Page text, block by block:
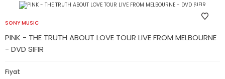
SONY MUSIC
PINK - THE TRUTH ABOUT LOVE TOUR LIVE FROM MELBOURNE
- DVD SIFIR
Fiyat